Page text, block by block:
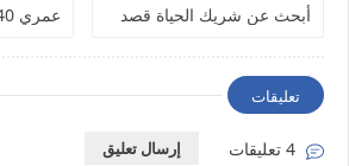
أبحث عن شريك الحياة قصد
تعليقات
إرسال تعليق